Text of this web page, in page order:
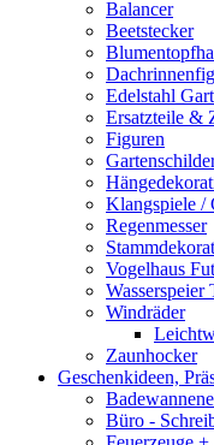
Balancer
Beetstecker
Edelstahl
Ersatzteile &
Figuren
Klangspiele /
Regenmesser
Vogelhaus
Wasserspeier
Windräder
Zaunhocker
Geschenkideen,
Büro -